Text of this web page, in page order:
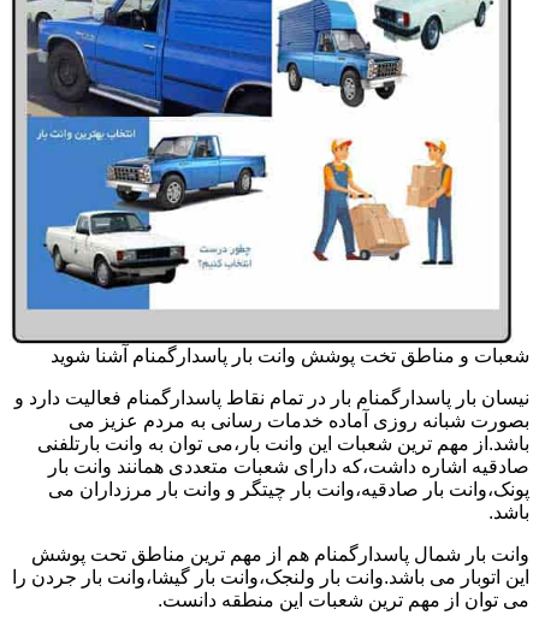
شعبات و مناطق تخت پوشش وانت بار پاسدارگمنام آشنا شوید
نیسان بار پاسدارگمنام بار در تمام نقاط پاسدارگمنام فعالیت دارد و
بصورت شبانه روزی آماده خدمات رسانی به مردم عزیز می
باشد.از مهم ترین شعبات این وانت بار،می توان به وانت بارتلفنی
صادقیه اشاره داشت،که دارای شعبات متعددی همانند وانت بار
پونک،وانت بار صادقیه،وانت بار چیتگر و وانت بار مرزداران می
باشد.
وانت بار شمال پاسدارگمنام هم از مهم ترین مناطق تحت پوشش
این اتوبار می باشد.وانت بار ولنجک،وانت بار گیشا،وانت بار جردن را
می توان از مهم ترین شعبات این منطقه دانست.